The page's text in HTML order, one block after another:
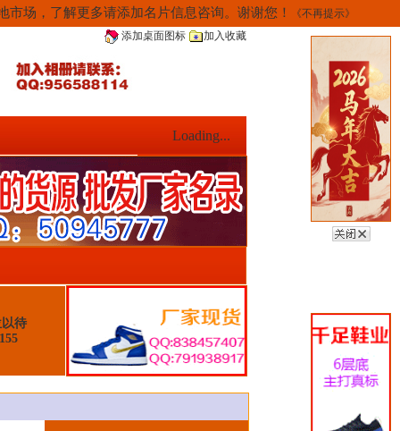
场，了解更多请添加名片信息咨询。谢谢您！
《不再提示》
添加桌面图标
加入收藏
Loading...
待